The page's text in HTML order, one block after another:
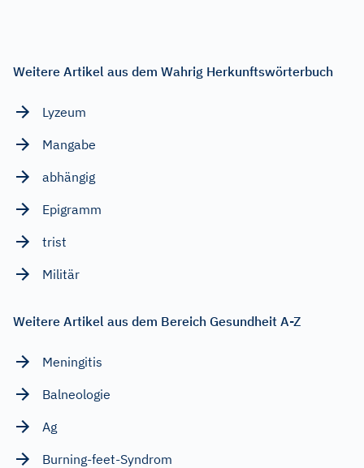
Weitere Artikel aus dem Wahrig Herkunftswörterbuch
Lyzeum
Mangabe
abhängig
Epigramm
trist
Militär
Weitere Artikel aus dem Bereich Gesundheit A-Z
Meningitis
Balneologie
Ag
Burning-feet-Syndrom